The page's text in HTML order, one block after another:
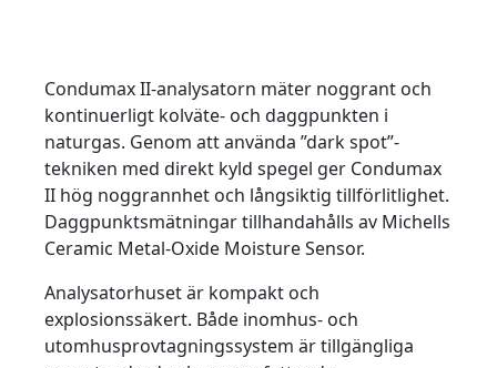
Condumax II-analysatorn mäter noggrant och
kontinuerligt kolväte- och daggpunkten i
naturgas. Genom att använda ”dark spot”-
tekniken med direkt kyld spegel ger Condumax
II hög noggrannhet och långsiktig tillförlitlighet.
Daggpunktsmätningar tillhandahålls av Michells
Ceramic Metal-Oxide Moisture Sensor.
Analysatorhuset är kompakt och
explosionssäkert. Både inomhus- och
utomhusprovtagningssystem är tillgängliga